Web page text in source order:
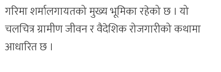
गरिमा शर्मालगायतको मुख्य भूमिका रहेको छ । यो
चलचित्र ग्रामीण जीवन र वैदेशिक रोजगारीको कथामा
आधारित छ ।